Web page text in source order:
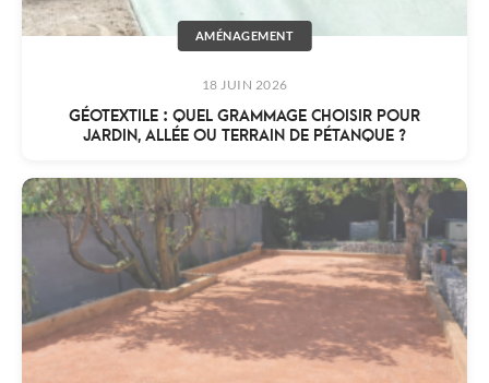
AMÉNAGEMENT
18 JUIN 2026
GÉOTEXTILE : QUEL GRAMMAGE CHOISIR POUR
JARDIN, ALLÉE OU TERRAIN DE PÉTANQUE ?